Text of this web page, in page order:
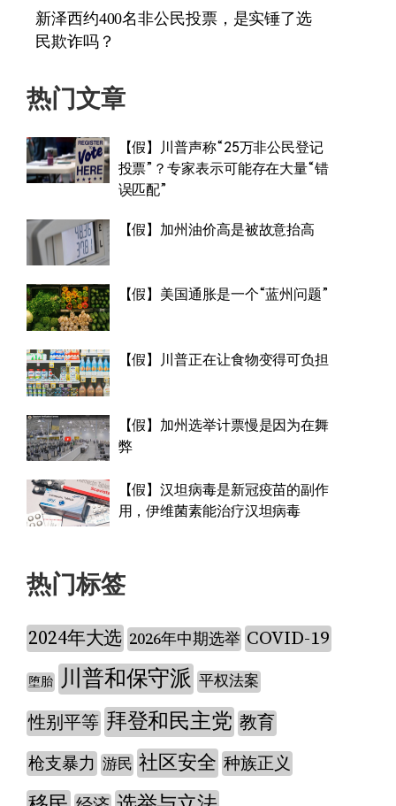
新泽西约400名非公民投票，是实锤了选
民欺诈吗？
热门文章
【假】川普声称“25万非公民登记
投票”？专家表示可能存在大量“错
误匹配”
【假】加州油价高是被故意抬高
【假】美国通胀是一个“蓝州问题”
【假】川普正在让食物变得可负担
【假】加州选举计票慢是因为在舞
弊
【假】汉坦病毒是新冠疫苗的副作
用，伊维菌素能治疗汉坦病毒
热门标签
2024年大选 2026年中期选举 COVID-19
堕胎 川普和保守派 平权法案
性别平等 拜登和民主党 教育
枪支暴力 游民 社区安全 种族正义